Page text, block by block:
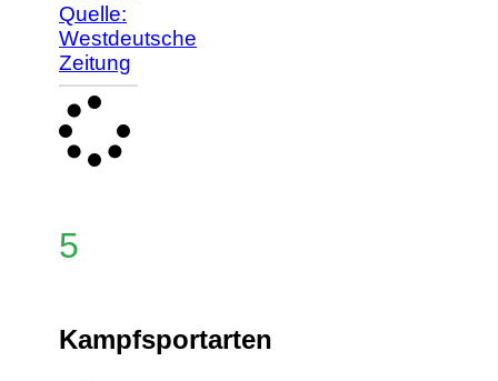
Quelle:
Westdeutsche
Zeitung
5
Kampfsportarten